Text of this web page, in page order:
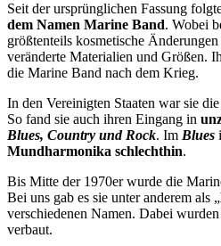
Seit der ursprünglichen Fassung
dem Namen Marine Band. Wobei
größtenteils kosmetische
veränderte Materialien und Größen.
die Marine Band nach dem Krieg.
In den Vereinigten Staaten war sie
So fand sie auch ihren Eingang in
Blues, Country und Rock. Im Blues
Mundharmonika schlechthin.
Bis Mitte der 1970er wurde die
Bei uns gab es sie unter anderem als „
verschiedenen Namen. Dabei
verbaut.